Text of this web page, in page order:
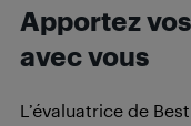
Apportez
avec vous
L’évaluatrice de